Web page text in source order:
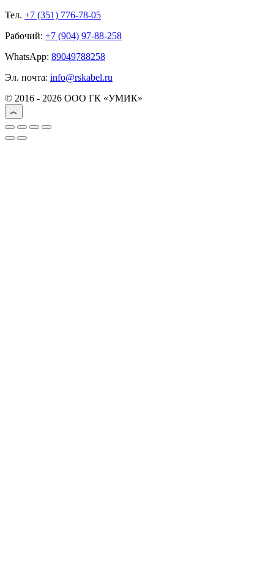
Тел. +7 (351) 776-78-05
Рабочий: +7 (904) 97-88-258
WhatsApp: 89049788258
Эл. почта: info@rskabel.ru
© 2016 - 2026 ООО ГК «УМИК»